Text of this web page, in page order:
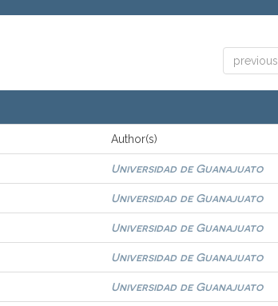
previous
Author(s)
Universidad de Guanajuato
Universidad de Guanajuato
Universidad de Guanajuato
Universidad de Guanajuato
Universidad de Guanajuato